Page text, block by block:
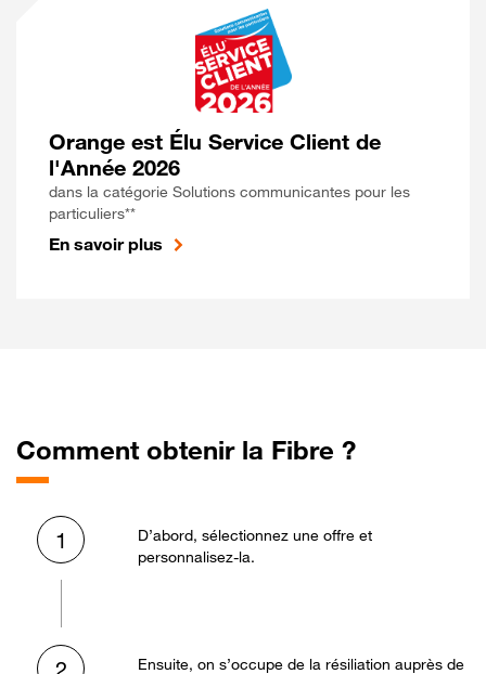
Orange est Élu Service Client de
l'Année 2026
dans la catégorie Solutions communicantes pour les
particuliers**
En savoir plus
Comment obtenir la Fibre ?
1
D’abord, sélectionnez une offre et
personnalisez-la.
Ensuite, on s’occupe de la résiliation auprès de